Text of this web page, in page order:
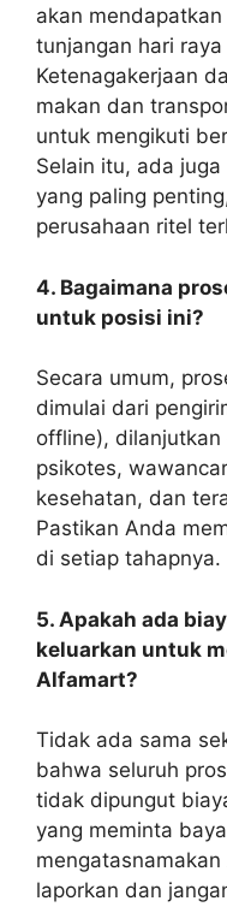
akan
tunjangan hari raya
Ketenagakerjaan
makan dan
untuk mengikuti
Selain itu, ada
yang paling
perusahaan ritel
4. Bagaimana
untuk posisi ini?
Secara umum,
dimulai dari
offline),
psikotes,
kesehatan, dan
Pastikan Anda
di setiap tahapnya.
5. Apakah ada
keluarkan untuk
Alfamart?
Tidak ada sama
bahwa seluruh
tidak dipungut
yang meminta
laporkan dan